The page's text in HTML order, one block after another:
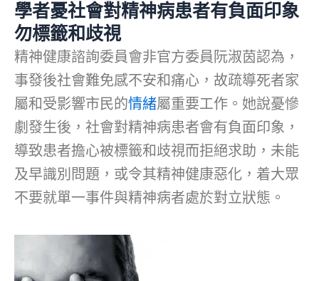
學者憂社會對精神病患者有負面印象
勿標籤和歧視
精神健康諮詢委員會非官方委員阮淑茵認為，
事發後社會難免感不安和痛心，故疏導死者家
屬和受影響市民的情緒屬重要工作。她說憂慘
劇發生後，社會對精神病患者會有負面印象，
導致患者擔心被標籤和歧視而拒絕求助，未能
及早識別問題，或令其精神健康惡化，着大眾
不要就單一事件與精神病者處於對立狀態。